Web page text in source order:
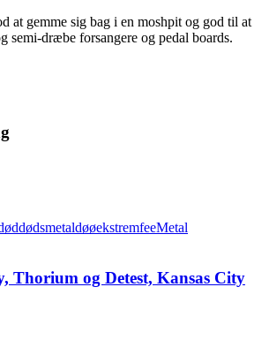
at gemme sig bag i en moshpit og god til at
semi-dræbe forsangere og pedal boards.
dødsmetaldøøekstremfeeMetal
Thorium og Detest, Kansas City